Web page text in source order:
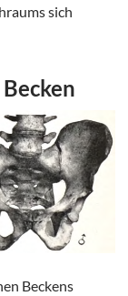
sich
Beckens